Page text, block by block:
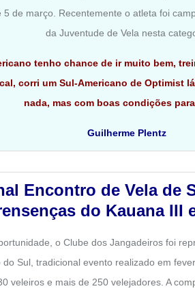
5 de março. Recentemente o atleta foi
da Juventude de Vela nesta
tenho chance de ir muito bem,
corri um Sul-Americano de Optimist
nada, mas com boas condições
Guilherme Plentz
Encontro de Vela de
do Kauana III
o Clube dos Jangadeiros foi
Sul, tradicional evento realizado em
veleiros e mais de 250 velejadores. A